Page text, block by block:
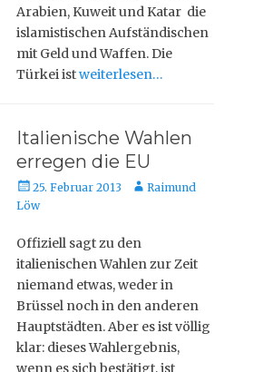
Arabien, Kuweit und Katar die
islamistischen Aufständischen
mit Geld und Waffen. Die
Türkei istweiterlesen…
Italienische Wahlen
erregen die EU
Veröffentlicht
am
25. Februar 2013 AutorRaimund
Löw
Offiziell sagt zu den
italienischen Wahlen zur Zeit
niemand etwas, weder in
Brüssel noch in den anderen
Hauptstädten. Aber es ist völlig
klar: dieses Wahlergebnis,
wenn es sich bestätigt, ist